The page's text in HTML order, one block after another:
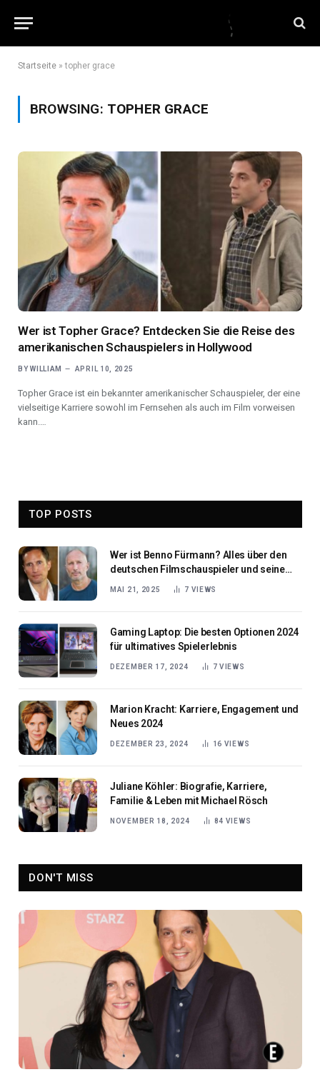
Startseite »topher grace
BROWSING: TOPHER GRACE
Wer ist Topher Grace? Entdecken Sie die Reise des
amerikanischen Schauspielers in Hollywood
BY WILLIAM APRIL 10, 2025
Topher Grace ist ein bekannter amerikanischer Schauspieler, der eine
vielseitige Karriere sowohl im Fernsehen als auch im Film vorweisen
kann.…
TOP POSTS
Wer ist Benno Fürmann? Alles über den
deutschen Filmschauspieler und seine
kraftvolle Leinwandpräsenz
MAI 21, 2025 7 VIEWS
Gaming Laptop: Die besten Optionen 2024
für ultimatives Spielerlebnis
DEZEMBER 17, 2024 7VIEWS
Marion Kracht: Karriere, Engagement und
Neues 2024
DEZEMBER 23, 2024 16 VIEWS
Juliane Köhler: Biografie, Karriere,
Familie & Leben mit Michael Rösch
NOVEMBER 18, 2024 84 VIEWS
DON'T MISS